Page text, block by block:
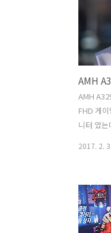
G-Sync
해 봤을
다. 물론
그래픽카
번 시간
다. 비슷
다양한 시
드와 메
ASUS
AMH
FHD 게
니터 였
치에
모니터이
144Hz에
다. 오버
2017. 2. 3.